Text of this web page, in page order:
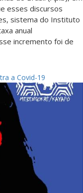
esses discursos
sistema do Instituto
anual
incremento foi de
a Covid-19